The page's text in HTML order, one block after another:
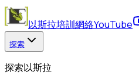
以斯拉培訓網絡YouTube
探索
探索以斯拉